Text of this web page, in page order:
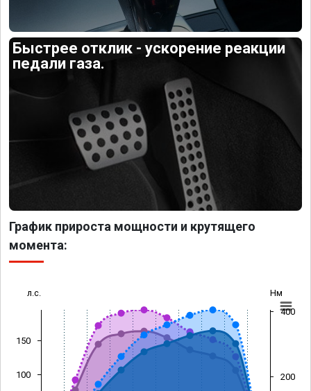
Быстрее отклик - ускорение реакции
педали газа.
График прироста мощности и крутящего
момента:
л.с. Нм
100
150
200
400